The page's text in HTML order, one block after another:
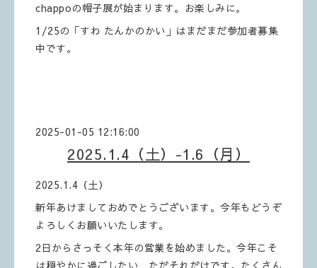
chappoの帽子展が始まります。お楽しみに。
1/25の「すわ たんかのかい」はまだまだ参加者募集
中です。
2025-01-05 12:16:00
2025.1.4（土）-1.6（月）
2025.1.4（土）
新年あけましておめでとうございます。今年もどうぞ
よろしくお願いいたします。
2日からさっそく本年の営業を始めました。今年こそ